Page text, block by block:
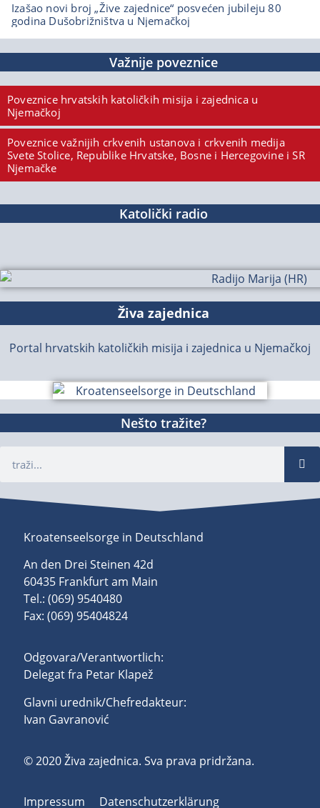
Izašao novi broj „Žive zajednice“ posvećen jubileju 80
godina Dušobrižništva u Njemačkoj
Važnije poveznice
Poveznice hrvatskih katoličkih misija i zajednica u
Njemačkoj
Poveznice važnijih crkvenih ustanova i crkvenih medija
Svete Stolice, Republike Hrvatske, Bosne i Hercegovine i SR
Njemačke
Katolički radio
Živa zajednica
Portal hrvatskih katoličkih misija i zajednica u Njemačkoj
Nešto tražite?
Kroatenseelsorge in Deutschland
An den Drei Steinen 42d
60435 Frankfurt am Main
Tel.: (069) 9540480
Fax: (069) 95404824
Odgovara/Verantwortlich:
Delegat fra Petar Klapež
Glavni urednik/Chefredakteur:
Ivan Gavranović
© 2020 Živa zajednica. Sva prava pridržana.
Impressum
Datenschutzerklärung